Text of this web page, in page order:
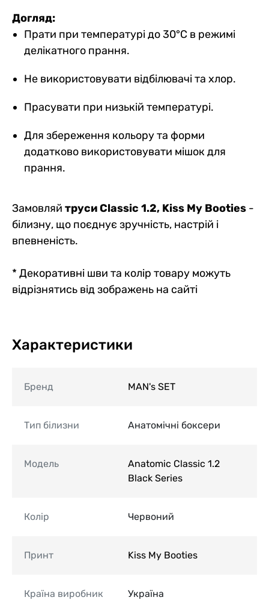
Догляд:
Прати при температурі до 30°C в режимі
делікатного прання.
Не використовувати відбілювачі та хлор.
Прасувати при низькій температурі.
Для збереження кольору та форми
додатково використовувати мішок для
прання.
Замовляй труси Classic 1.2, Kiss My Booties -
білизну, що поєднує зручність, настрій і
впевненість.
* Декоративні шви та колір товару можуть
відрізнятись від зображень на сайті
Характеристики
Бренд MAN's SET
Тип білизни Анатомічні боксери
Модель
Anatomic Classic 1.2
Black Series
Колір Червоний
Принт Kiss My Booties
Країна виробник Україна